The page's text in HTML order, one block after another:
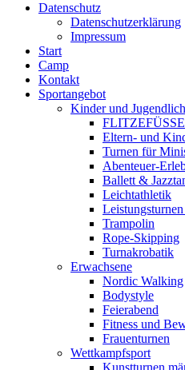
Datenschutz
Datenschutzerklärung
Impressum
Start
Camp
Kontakt
Sportangebot
Kinder und
FLITZEFÜSSE
Eltern- und
Turnen für
Abenteuer-
Ballett &
Leichtathletik
Trampolin
Rope-Skipping
Turnakrobatik
Erwachsene
Nordic Walking
Bodystyle
Feierabend
Fitness und
Frauenturnen
Wettkampfsport